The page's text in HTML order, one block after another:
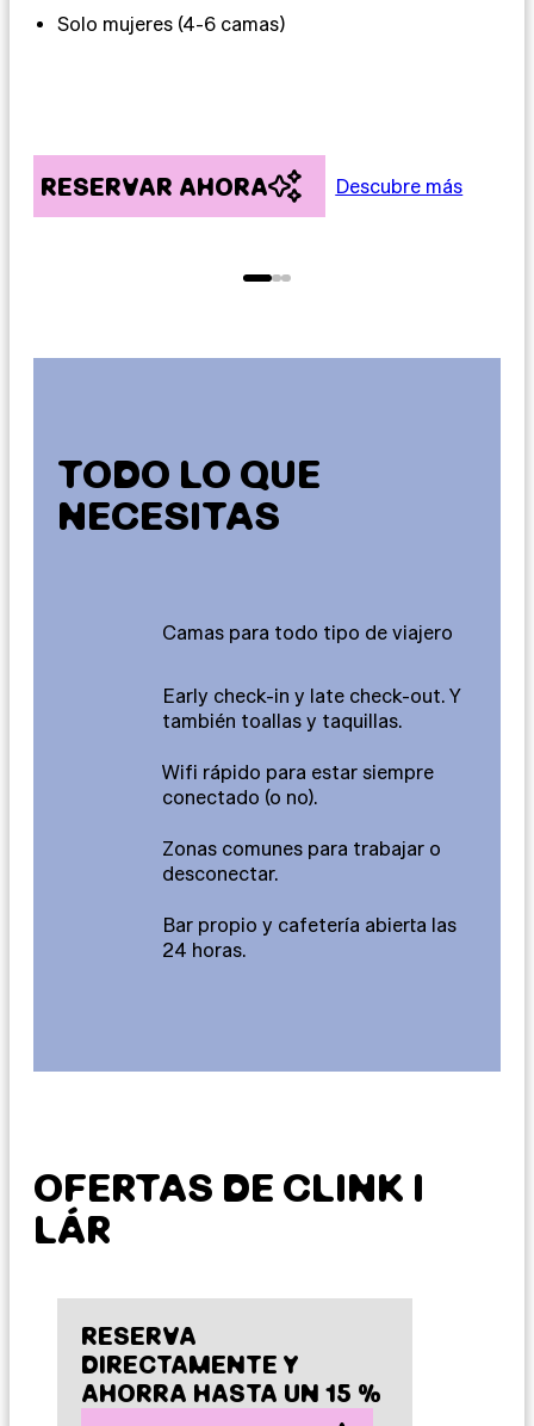
Solo mujeres (4-6 camas)
RESERVAR AHORA Descubre más
TODO LO QUE
NECESITAS
Camas para todo tipo de viajero
Early check-in y late check-out. Y
también toallas y taquillas.
Wifi rápido para estar siempre
conectado (o no).
Zonas comunes para trabajar o
desconectar.
Bar propio y cafetería abierta las
24 horas.
OFERTAS DE CLINK I
LÁR
RESERVA
DIRECTAMENTE Y
AHORRA HASTA UN 15 %